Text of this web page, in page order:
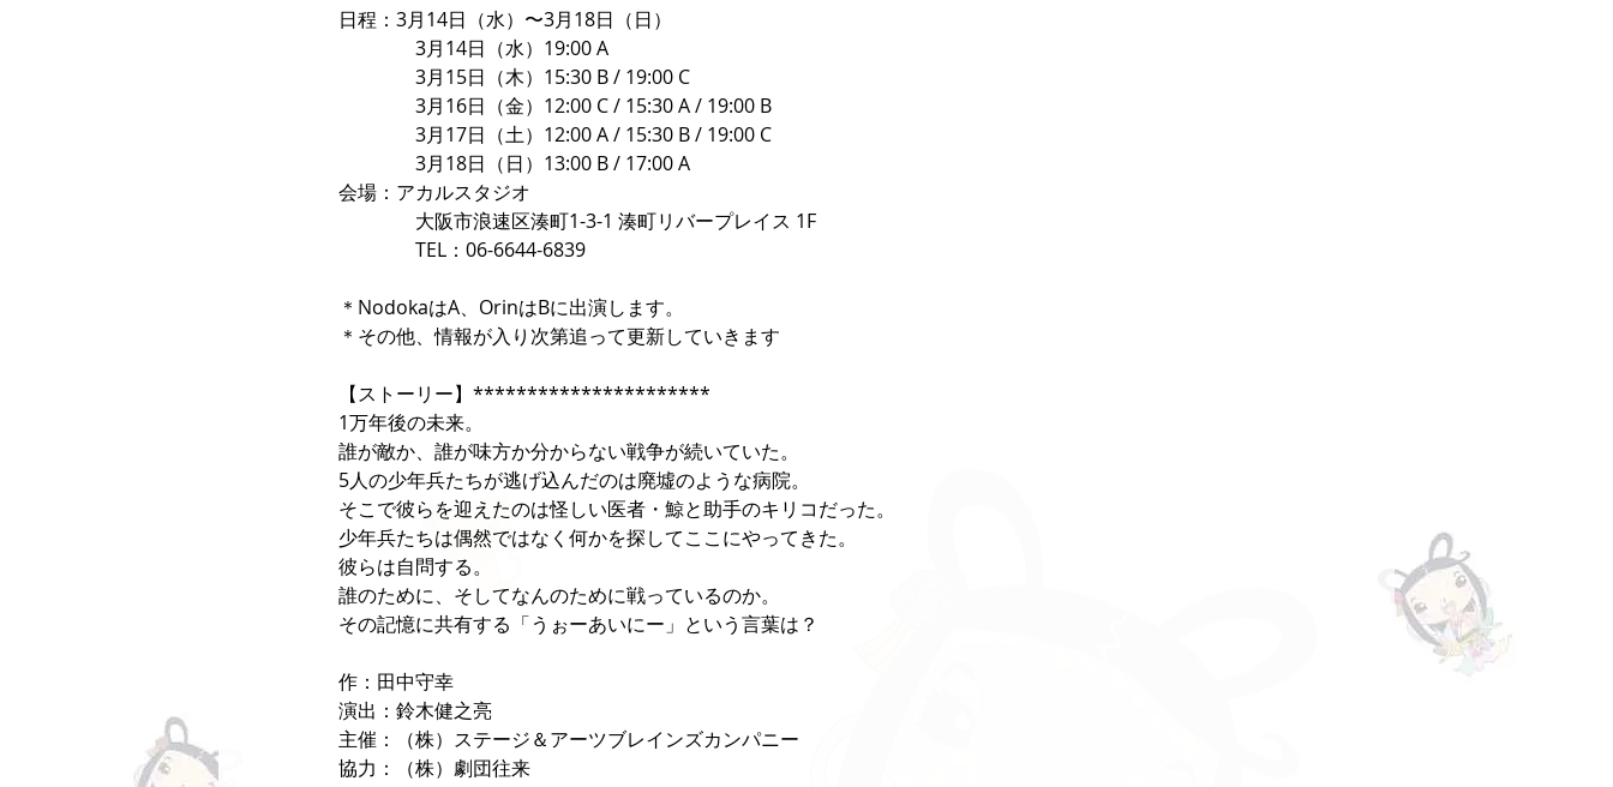
日程：3月14日（水）〜3月18日（日）
3月14日（水）19:00 A
3月15日（木）15:30 B / 19:00 C
3月16日（金）12:00 C / 15:30 A / 19:00 B
3月17日（土）12:00 A / 15:30 B / 19:00 C
3月18日（日）13:00 B / 17:00 A
会場：アカルスタジオ
大阪市浪速区湊町1-3-1 湊町リバープレイス 1F
TEL：06-6644-6839
＊NodokaはA、OrinはBに出演します。
＊その他、情報が入り次第追って更新していきます
【ストーリー】**********************
1万年後の未来。
誰が敵か、誰が味方か分からない戦争が続いていた。
5人の少年兵たちが逃げ込んだのは廃墟のような病院。
そこで彼らを迎えたのは怪しい医者・鯨と助手のキリコだった。
少年兵たちは偶然ではなく何かを探してここにやってきた。
彼らは自問する。
誰のために、そしてなんのために戦っているのか。
その記憶に共有する「うぉーあいにー」という言葉は？
作：田中守幸
演出：鈴木健之亮
主催：（株）ステージ＆アーツブレインズカンパニー
協力：（株）劇団往来